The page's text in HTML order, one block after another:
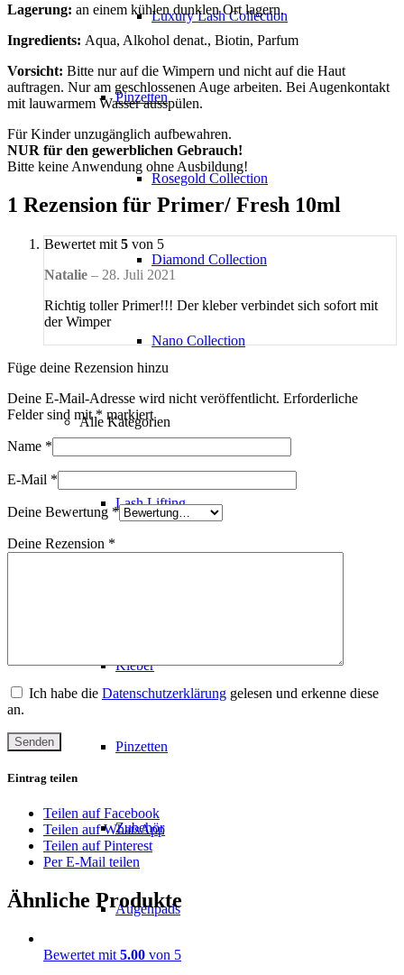
Luxury Lash Collection
Pinzetten
Rosegold Collection
Diamond Collection
Nano Collection
Alle Kategorien
Lash Lifting
Kleber
Pinzetten
Zubehör
Augenpads
Lagerung: an einem kühlen dunklen Ort lagern.
Ingredients: Aqua, Alkohol denat., Biotin, Parfum
Vorsicht: Bitte nur auf die Wimpern und nicht auf die Haut
auftragen. Nur am geschlossenen Auge arbeiten. Bei Augenkontakt
mit lauwarmem Wasser ausspülen.
Für Kinder unzugänglich aufbewahren.
NUR für den gewerblichen Gebrauch!
Bitte keine Anwendung ohne Ausbildung!
1 Rezension für Primer/ Fresh 10ml
Bewertet mit 5 von 5
Natalie – 28. Juli 2021
Richtig toller Primer!!! Der kleber verbindet sich sofort mit
der Wimper
Füge deine Rezension hinzu
Deine E-Mail-Adresse wird nicht veröffentlicht. Erforderliche
Felder sind mit* markiert
Name *
E-Mail *
Deine Bewertung *
Deine Rezension *
Ich habe die Datenschutzerklärung gelesen und erkenne diese
an.
Eintrag teilen
Teilen auf Facebook
Teilen auf WhatsApp
Teilen auf Pinterest
Per E-Mail teilen
Ähnliche Produkte
Bewertet mit 5.00 von 5